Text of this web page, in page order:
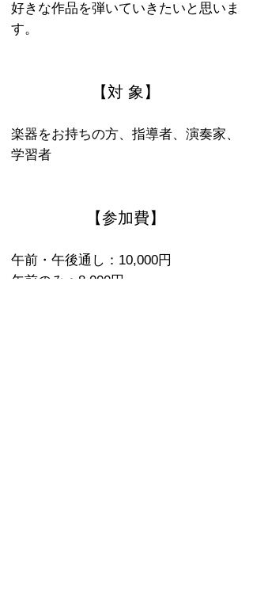
好きな作品を弾いていきたいと思いま
す。
【対 象】
楽器をお持ちの方、指導者、演奏家、
学習者
【参加費】
午前・午後通し：10,000円
午前のみ：8,000円